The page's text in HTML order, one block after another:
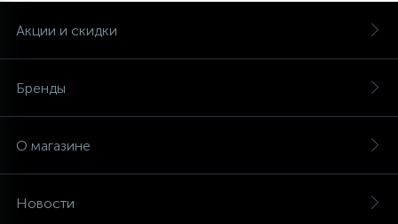
Акции и скидки
Бренды
О магазине
Новости